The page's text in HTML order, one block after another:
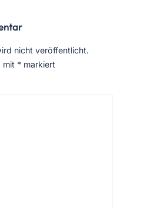
nicht veröffentlicht.
mit * markiert